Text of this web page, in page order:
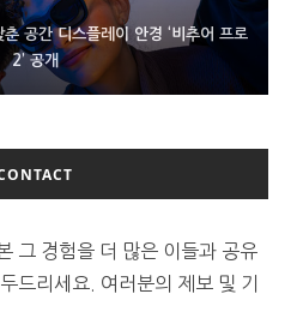
공간 디스플레이 안경 ‘비추어 프로
2’ 공개
아이폰18 프로세서 패키징 대기 중
형 스피커 준비하는 오픈AI
그 경험을 더 많은 이들과 공유
드리세요. 여러분의 제보 및 기